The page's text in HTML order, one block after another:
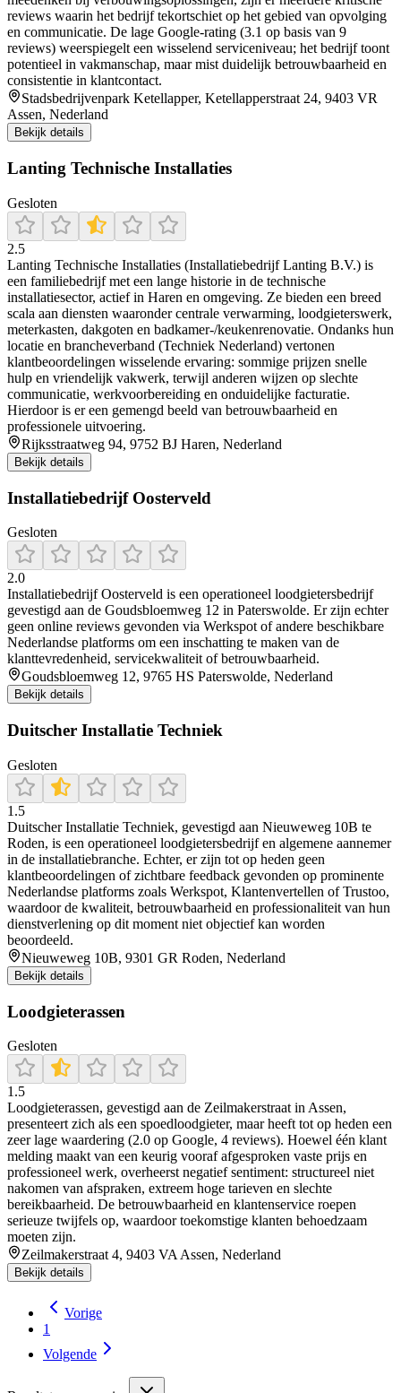
reviews waarin het bedrijf tekortschiet op het gebied van opvolging
en communicatie. De lage Google-rating (3.1 op basis van 9
reviews) weerspiegelt een wisselend serviceniveau; het bedrijf toont
potentieel in vakmanschap, maar mist duidelijk betrouwbaarheid en
consistentie in klantcontact.
Stadsbedrijvenpark Ketellapper, Ketellapperstraat 24, 9403 VR
Assen, Nederland
Bekijk details
Lanting Technische Installaties
Gesloten
2.5
Lanting Technische Installaties (Installatiebedrijf Lanting B.V.) is
een familiebedrijf met een lange historie in de technische
installatiesector, actief in Haren en omgeving. Ze bieden een breed
scala aan diensten waaronder centrale verwarming, loodgieterswerk,
meterkasten, dakgoten en badkamer-/keukenrenovatie. Ondanks hun
locatie en brancheverband (Techniek Nederland) vertonen
klantbeoordelingen wisselende ervaring: sommige prijzen snelle
hulp en vriendelijk vakwerk, terwijl anderen wijzen op slechte
communicatie, werkvoorbereiding en onduidelijke facturatie.
Hierdoor is er een gemengd beeld van betrouwbaarheid en
professionele uitvoering.
Rijksstraatweg 94, 9752 BJ Haren, Nederland
Bekijk details
Installatiebedrijf Oosterveld
Gesloten
2.0
Installatiebedrijf Oosterveld is een operationeel loodgietersbedrijf
gevestigd aan de Goudsbloemweg 12 in Paterswolde. Er zijn echter
geen online reviews gevonden via Werkspot of andere beschikbare
Nederlandse platforms om een inschatting te maken van de
klanttevredenheid, servicekwaliteit of betrouwbaarheid.
Goudsbloemweg 12, 9765 HS Paterswolde, Nederland
Bekijk details
Duitscher Installatie Techniek
Gesloten
1.5
Duitscher Installatie Techniek, gevestigd aan Nieuweweg 10B te
Roden, is een operationeel loodgietersbedrijf en algemene aannemer
in de installatiebranche. Echter, er zijn tot op heden geen
klantbeoordelingen of zichtbare feedback gevonden op prominente
Nederlandse platforms zoals Werkspot, Klantenvertellen of Trustoo,
waardoor de kwaliteit, betrouwbaarheid en professionaliteit van hun
dienstverlening op dit moment niet objectief kan worden
beoordeeld.
Nieuweweg 10B, 9301 GR Roden, Nederland
Bekijk details
Loodgieterassen
Gesloten
1.5
Loodgieterassen, gevestigd aan de Zeilmakerstraat in Assen,
presenteert zich als een spoedloodgieter, maar heeft tot op heden een
zeer lage waardering (2.0 op Google, 4 reviews). Hoewel één klant
melding maakt van een keurig vooraf afgesproken vaste prijs en
professioneel werk, overheerst negatief sentiment: structureel niet
nakomen van afspraken, extreem hoge tarieven en slechte
bereikbaarheid. De betrouwbaarheid en klantenservice roepen
serieuze twijfels op, waardoor toekomstige klanten behoedzaam
moeten zijn.
Zeilmakerstraat 4, 9403 VA Assen, Nederland
Bekijk details
Vorige
1
Volgende